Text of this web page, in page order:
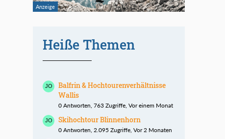
Heiße Themen
Balfrin & Hochtourenverhältnisse
Wallis
0 Antworten, 763 Zugriffe, Vor einem Monat
Skihochtour Blinnenhorn
0 Antworten, 2.095 Zugriffe, Vor 2 Monaten